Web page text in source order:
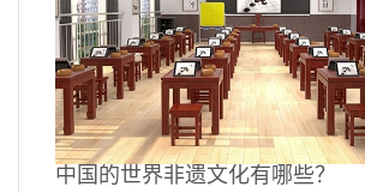
中国的世界非遗文化有哪些？